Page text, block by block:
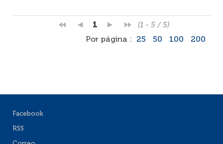
1
(1 - 5 / 5)
Por página :
25 50 100 200
Facebook
RSS